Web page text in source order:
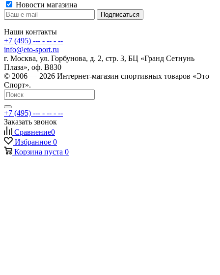
Новости магазина
Наши контакты
+7 (495) --- - -- - --
info@eto-sport.ru
г. Москва, ул. Горбунова, д. 2, стр. 3, БЦ «Гранд Сетнунь
Плаза», оф. В830
© 2006 — 2026 Интернет-магазин спортивных товаров «Это
Спорт».
+7 (495) --- - -- - --
Заказать звонок
Сравнение0
Избранное 0
Корзина пуста 0